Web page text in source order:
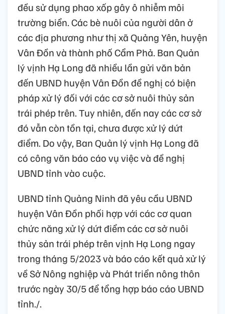
đều sử dụng phao xốp gây ô nhiễm môi
trường biển. Các bè nuôi của người dân ở
các địa phương như thị xã Quảng Yên, huyện
Vân Đồn và thành phố Cẩm Phả. Ban Quản
lý vịnh Hạ Long đã nhiều lần gửi văn bản
đến UBND huyện Vân Đồn đề nghị có biện
pháp xử lý đối với các cơ sở nuôi thủy sản
trái phép trên. Tuy nhiên, đến nay các cơ sở
đó vẫn còn tồn tại, chưa được xử lý dứt
điểm. Do vậy, Ban Quản lý vịnh Hạ Long đã
có công văn báo cáo vụ việc và đề nghị
UBND tỉnh vào cuộc.
UBND tỉnh Quảng Ninh đã yêu cầu UBND
huyện Vân Đồn phối hợp với các cơ quan
chức năng xử lý dứt điểm các cơ sở nuôi
thủy sản trái phép trên vịnh Hạ Long ngay
trong tháng 5/2023 và báo cáo kết quả xử lý
về Sở Nông nghiệp và Phát triển nông thôn
trước ngày 30/5 để tổng hợp báo cáo UBND
tỉnh./.